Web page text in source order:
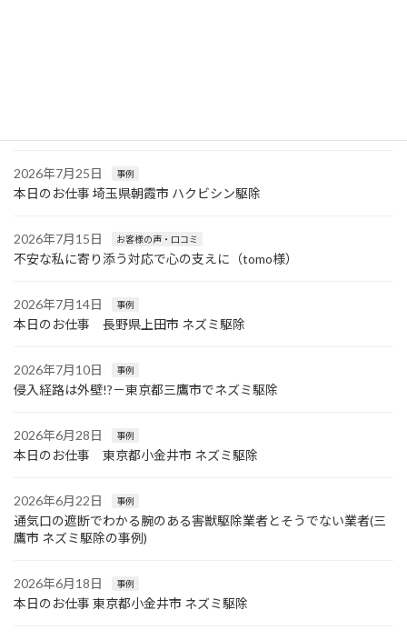
2026年7月25日 事例
本日のお仕事 埼玉県朝霞市 ハクビシン駆除
2026年7月15日 お客様の声・口コミ
不安な私に寄り添う対応で心の支えに（tomo様）
2026年7月14日 事例
本日のお仕事 長野県上田市 ネズミ駆除
2026年7月10日 事例
侵入経路は外壁!?－東京都三鷹市でネズミ駆除
2026年6月28日 事例
本日のお仕事 東京都小金井市 ネズミ駆除
2026年6月22日 事例
通気口の遮断でわかる腕のある害獣駆除業者とそうでない業者(三
鷹市 ネズミ駆除の事例)
2026年6月18日 事例
本日のお仕事 東京都小金井市 ネズミ駆除